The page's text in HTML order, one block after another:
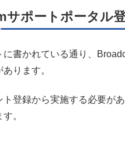
サポートポータル
に書かれている通り、
ります。
ト登録から実施する必要が
。